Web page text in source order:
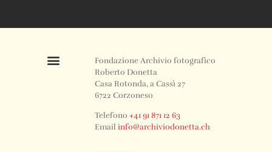
Fondazione Archivio fotografico
Roberto Donetta
Casa Rotonda, a Cassì 27
6722 Corzoneso
Telefono+41 91 871 12 63
Emailinfo@archiviodonetta.ch